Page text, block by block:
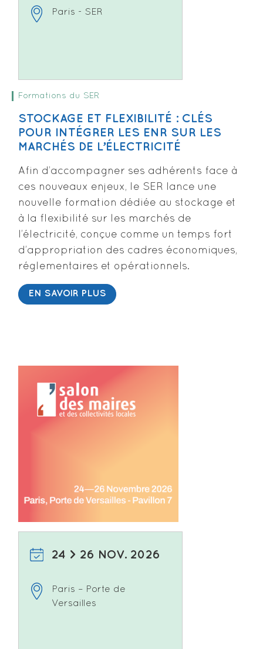
Paris - SER
Formations du SER
STOCKAGE ET FLEXIBILITÉ : CLÉS
POUR INTÉGRER LES ENR SUR LES
MARCHÉS DE L’ÉLECTRICITÉ
Afin d’accompagner ses adhérents face à
ces nouveaux enjeux, le SER lance une
nouvelle formation dédiée au stockage et
à la flexibilité sur les marchés de
l’électricité, conçue comme un temps fort
d’appropriation des cadres économiques,
réglementaires et opérationnels.
EN SAVOIR PLUS
24 > 26 NOV. 2026
Paris – Porte de
Versailles